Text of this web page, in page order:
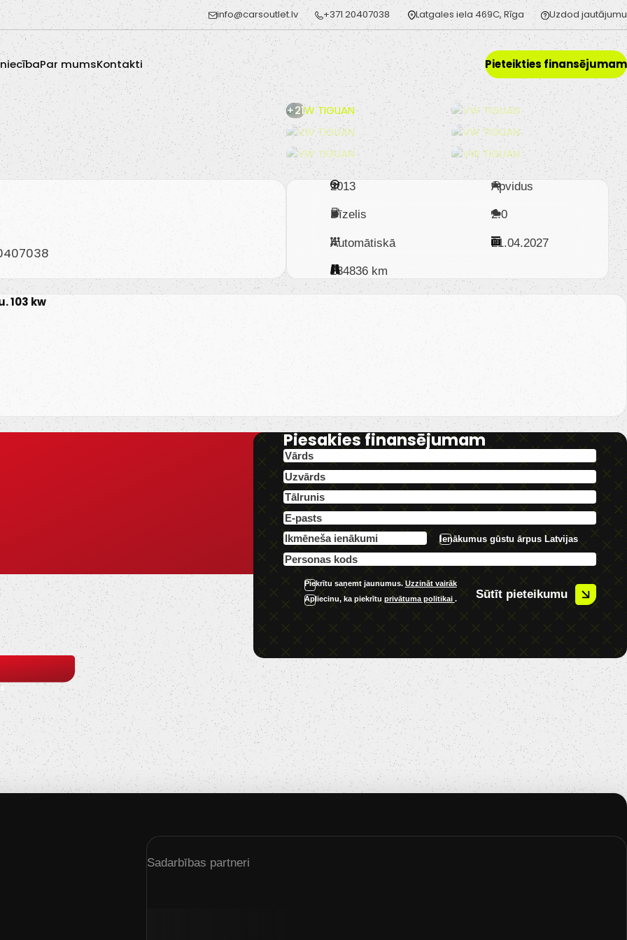
info@carsoutlet.lv +371 20407038 Latgales iela 469C, Rīga Uzdod jautājumu
Par mumsKontakti Pieteikties finansējumam
+21
2013 Apvidus
Dīzelis 2.0
Automātiskā 21.04.2027
234836 km
103 kw
Piesakies finansējumam
Ienākumus gūstu ārpus Latvijas
Piekrītu saņemt jaunumus. Uzzināt vairāk
Apliecinu, ka piekrītu privātuma politikai . Sūtīt pieteikumu
Sadarbības partneri